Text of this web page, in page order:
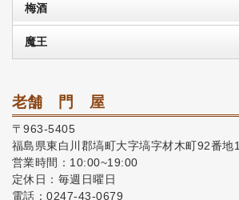
梅酒
魔王
老舗 門 屋
〒963-5405
福島県東白川郡塙町大字塙字材木町92番地1
営業時間：10:00~19:00
定休日：毎週日曜日
電話：0247-43-0679